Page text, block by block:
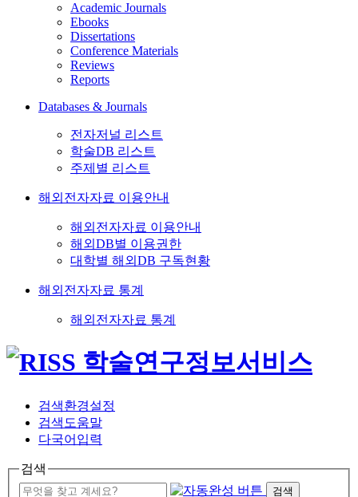
Academic Journals
Ebooks
Dissertations
Conference Materials
Reviews
Reports
Databases & Journals
전자저널 리스트
학술DB 리스트
주제별 리스트
해외전자자료 이용안내
해외전자자료 이용안내
해외DB별 이용권한
대학별 해외DB 구독현황
해외전자자료 통계
해외전자자료 통계
검색환경설정
검색도움말
다국어입력
검색
검색